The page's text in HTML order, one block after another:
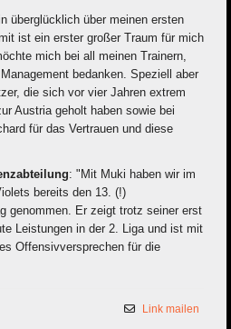
überglücklich über meinen ersten
ist ein erster großer Traum für mich
mich bei all meinen Trainern,
bedanken. Speziell aber
die sich vor vier Jahren extrem
Austria geholt haben sowie bei
für das Vertrauen und diese
: "Mit Muki haben wir im
bereits den 13. (!)
genommen. Er zeigt trotz seiner erst
Leistungen in der 2. Liga und ist mit
Offensivversprechen für die
Link mailen